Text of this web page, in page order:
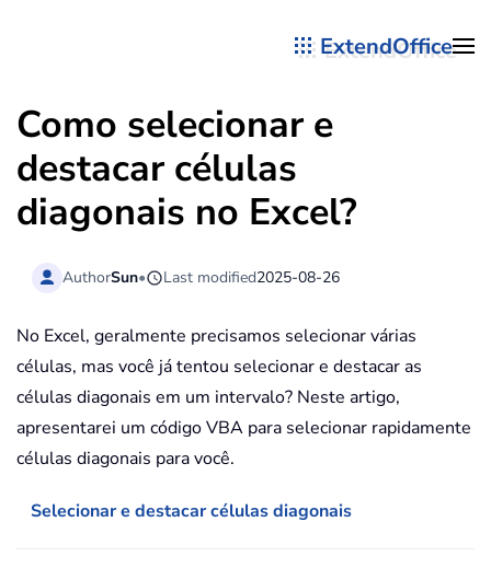
ExtendOffice
Como selecionar e
destacar células
diagonais no Excel?
AuthorSun• Last modified2025-08-26
No Excel, geralmente precisamos selecionar várias
células, mas você já tentou selecionar e destacar as
células diagonais em um intervalo? Neste artigo,
apresentarei um código VBA para selecionar rapidamente
células diagonais para você.
Selecionar e destacar células diagonais